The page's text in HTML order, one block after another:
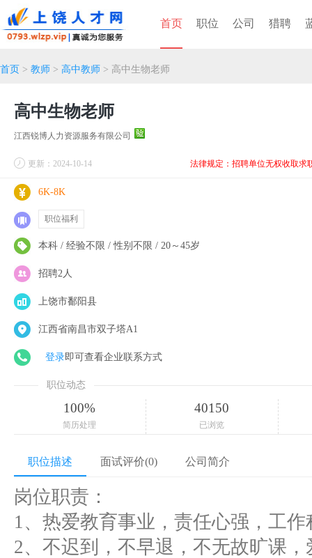
首页 职位 公司 猎聘
首页 > 教师 > 高中教师 > 高中生物老师
高中生物老师
江西锐博人力资源服务有限公司
更新：2024-10-14 法律规定：招聘单位无权收取求
6K-8K
职位福利
本科 / 经验不限 / 性别不限 / 20～45岁
招聘2人
上饶市鄱阳县
江西省南昌市双子塔A1
登录即可查看企业联系方式
职位动态
100%
简历处理
40150
已浏览
职位描述 面试评价(0) 公司简介
岗位职责：
1、热爱教育事业，责任心强，工
2、不迟到，不早退，不无故旷课，